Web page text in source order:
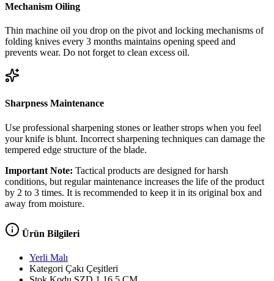
Mechanism Oiling
Thin machine oil you drop on the pivot and locking mechanisms of
folding knives every 3 months maintains opening speed and
prevents wear. Do not forget to clean excess oil.
Sharpness Maintenance
Use professional sharpening stones or leather strops when you feel
your knife is blunt. Incorrect sharpening techniques can damage the
tempered edge structure of the blade.
Important Note: Tactical products are designed for harsh
conditions, but regular maintenance increases the life of the product
by 2 to 3 times. It is recommended to keep it in its original box and
away from moisture.
Ürün Bilgileri
Yerli Malı
Kategori Çakı Çeşitleri